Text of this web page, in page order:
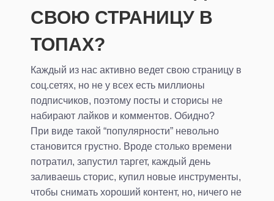
СВОЮ СТРАНИЦУ В
ТОПАХ?
Каждый из нас активно ведет свою страницу в
соц.сетях, но не у всех есть миллионы
подписчиков, поэтому посты и сторисы не
набирают лайков и комментов. Обидно?
При виде такой “популярности” невольно
становится грустно. Вроде столько времени
потратил, запустил таргет, каждый день
заливаешь сторис, купил новые инструменты,
чтобы снимать хороший контент, но, ничего не